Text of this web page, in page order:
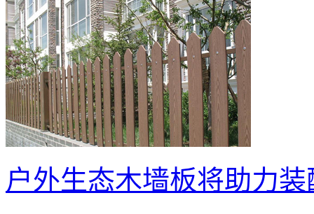
户外生态木墙板将助力